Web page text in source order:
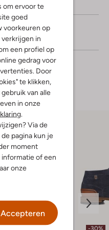
om ervoor te
goed
voorkeuren op
in
een profiel op
gedrag voor
Door
te klikken,
van alle
in onze
.
Via de
pagina kun je
moment
of een
onze
Accepteren